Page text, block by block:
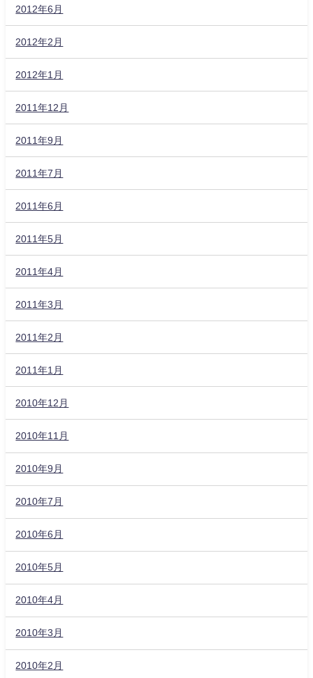
2012年6月
2012年2月
2012年1月
2011年12月
2011年9月
2011年7月
2011年6月
2011年5月
2011年4月
2011年3月
2011年2月
2011年1月
2010年12月
2010年11月
2010年9月
2010年7月
2010年6月
2010年5月
2010年4月
2010年3月
2010年2月